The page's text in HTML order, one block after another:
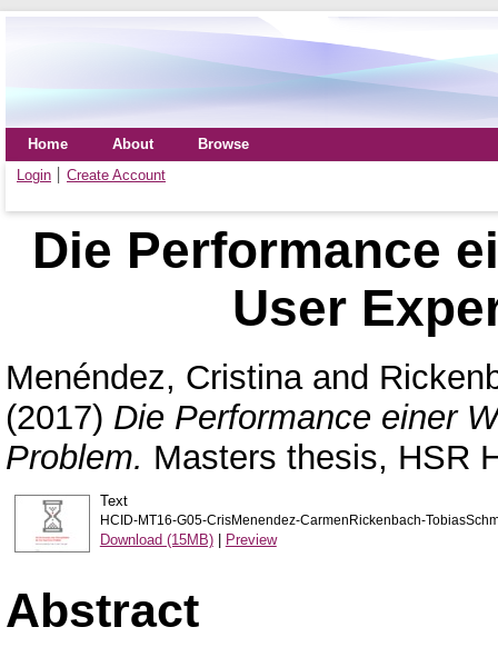
Home About
Browse
Login
Create Account
Die Performance
User
Menéndez, Cristinaand
(2017) Die Performance einer
Problem. Masters thesis, HSR
Text
HCID-MT16-G05-CrisMenendez-CarmenRickenbach-
Download (15MB)| Preview
Abstract